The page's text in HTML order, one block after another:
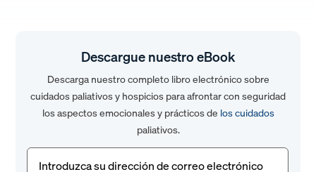
Descargue nuestro eBook
Descarga nuestro completo libro electrónico sobre
cuidados paliativos y hospicios para afrontar con seguridad
los aspectos emocionales y prácticos de los cuidados
paliativos.
Correo
electrónico(Obligatorio)